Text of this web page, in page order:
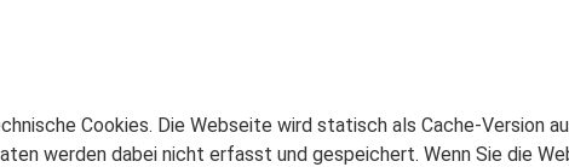
Cookies. Die Webseite wird statisch als Cache-Version
werden dabei nicht erfasst und gespeichert. Wenn Sie die